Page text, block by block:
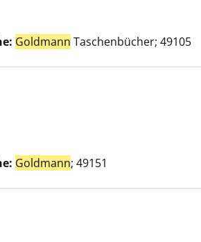
Goldmann Taschenbücher; 49105
Goldmann; 49151